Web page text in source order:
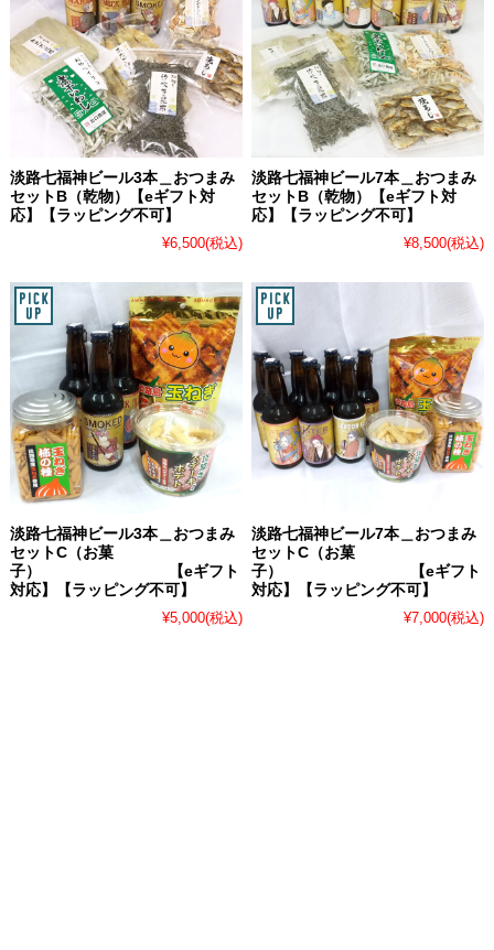
淡路七福神ビール3本＿おつまみ
セットB（乾物）【eギフト対
応】【ラッピング不可】
¥6,500(税込)
淡路七福神ビール7本＿おつまみ
セットB（乾物）【eギフト対
応】【ラッピング不可】
¥8,500(税込)
淡路七福神ビール3本＿おつまみ
セットC（お菓
子） 【eギフト
対応】【ラッピング不可】
¥5,000(税込)
淡路七福神ビール7本＿おつまみ
セットC（お菓
子） 【eギフト
対応】【ラッピング不可】
¥7,000(税込)